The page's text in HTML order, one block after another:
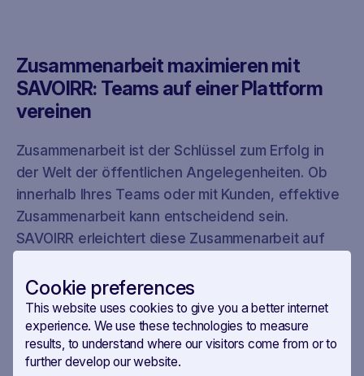
Cookie preferences
This website uses cookies to give you a better internet
experience. We use these technologies to measure
results, to understand where our visitors come from or to
further develop our website.
Zusammenarbeit maximieren mit
SAVOIRR: Teams auf einer Plattform
vereinen
Zusammenarbeit ist der Schlüssel zum Erfolg in
der Welt der öffentlichen Angelegenheiten. Ob
innerhalb Ihres Teams oder mit Kunden, effektive
Zusammenarbeit kann entscheidend sein.
SAVOIRR erleichtert diese Zusammenarbeit auf
benutzerfreundlichen Schnittstelle und den
Collaboration-Tools ist es einfach, unabhängig
von Ihrem Standort zusammenzuarbeiten.